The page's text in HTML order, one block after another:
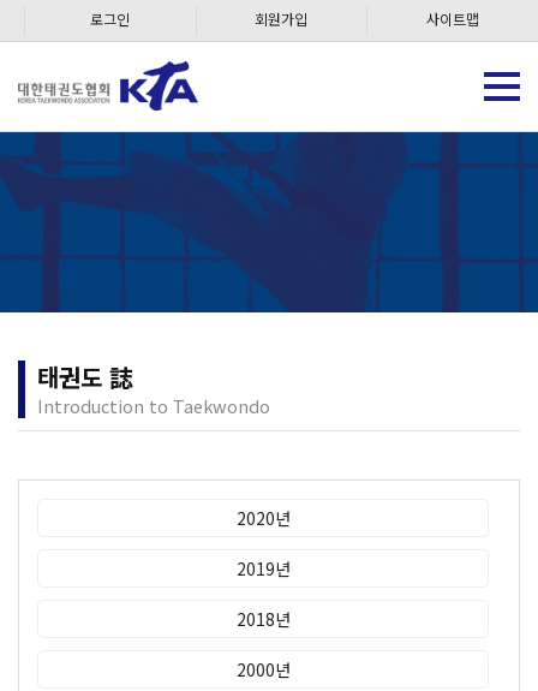
로그인 회원가입 사이트맵
태권도 誌
Introduction to Taekwondo
2020년
2019년
2018년
2000년